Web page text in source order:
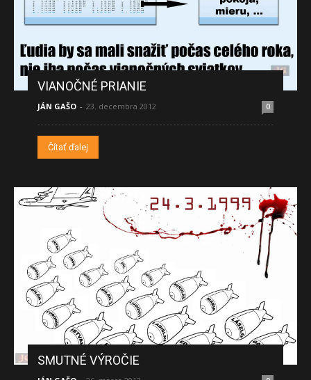
VIANOČNÉ PRIANIE
JÁN GAŠO - 23. decembra 2012 0
Čítať ďalej
SMUTNÉ VÝROČIE